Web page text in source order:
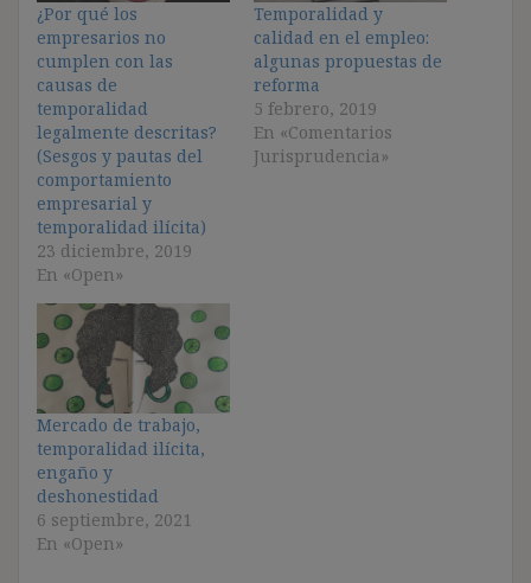
¿Por qué los
empresarios no
cumplen con las
causas de
temporalidad
legalmente descritas?
(Sesgos y pautas del
comportamiento
empresarial y
temporalidad ilícita)
23 diciembre, 2019
En «Open»
Temporalidad y
calidad en el empleo:
algunas propuestas de
reforma
5 febrero, 2019
En «Comentarios
Jurisprudencia»
Mercado de trabajo,
temporalidad ilícita,
engaño y
deshonestidad
6 septiembre, 2021
En «Open»